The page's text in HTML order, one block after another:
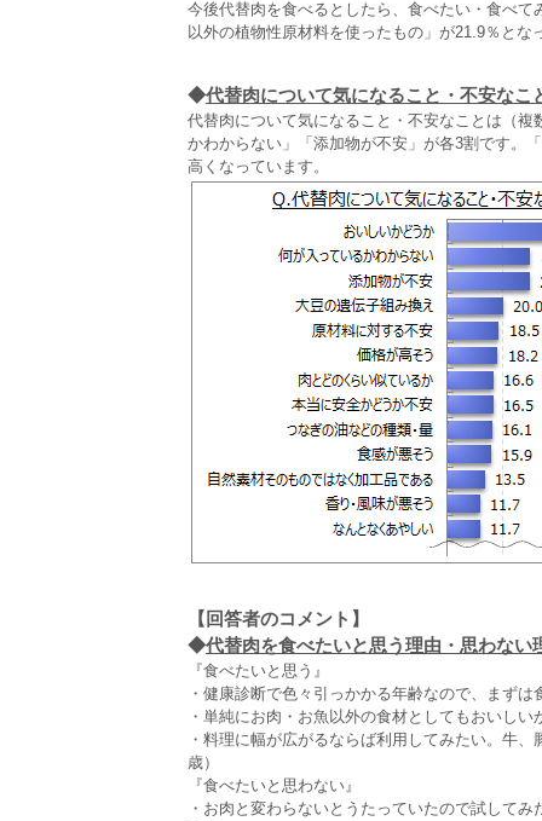
今後代替肉を食べるとしたら、食べたい・食べ
以外の植物性原材料を使ったもの」が21.9％とな
◆代替肉について気になること・不安なこ
代替肉について気になること・不安なことは（
かわからない」「添加物が不安」が各3割です。
高くなっています。
【回答者のコメント】
◆代替肉を食べたいと思う理由・思わない
『食べたいと思う』
・健康診断で色々引っかかる年齢なので、まず
・単純にお肉・お魚以外の食材としてもおいしい
・料理に幅が広がるならば利用してみたい。牛
歳）
『食べたいと思わない』
・お肉と変わらないとうたっていたので試して